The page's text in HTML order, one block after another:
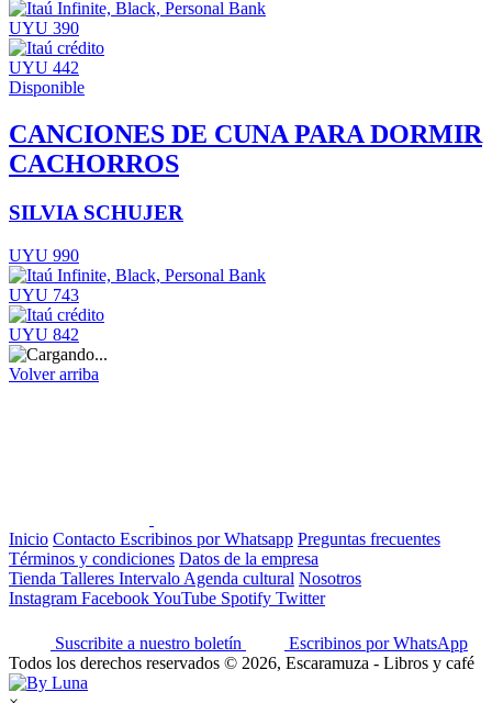
UYU 390
UYU 442
Disponible
CANCIONES DE CUNA PARA DORMIR
CACHORROS
SILVIA SCHUJER
UYU 990
UYU 743
UYU 842
Volver arriba
Inicio Contacto Escribinos por Whatsapp Preguntas frecuentes
Términos y condiciones Datos de la empresa
Tienda Talleres Intervalo Agenda cultural Nosotros
Instagram FacebookYouTube Spotify Twitter
Suscribite a nuestro boletín
Escribinos por WhatsApp
Todos los derechos reservados © 2026, Escaramuza - Libros y café